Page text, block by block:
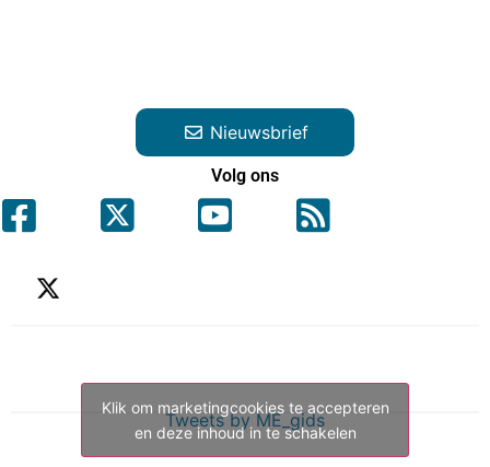
Nieuwsbrief
Volg ons
Tweets by ME_gids
Klik om marketingcookies te accepteren
en deze inhoud in te schakelen